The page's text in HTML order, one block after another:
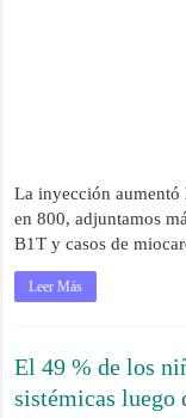
La inyección aumentó
en 800, adjuntamos
B1T y casos de
Leer Más
El 49 % de los
sistémicas luego